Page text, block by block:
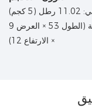
كجم)
الحجم: 20.87 بوصة × 3.54 بوصة × 4.72 بوصة (الطول 53 × العرض 9
× الارتفاع 12)